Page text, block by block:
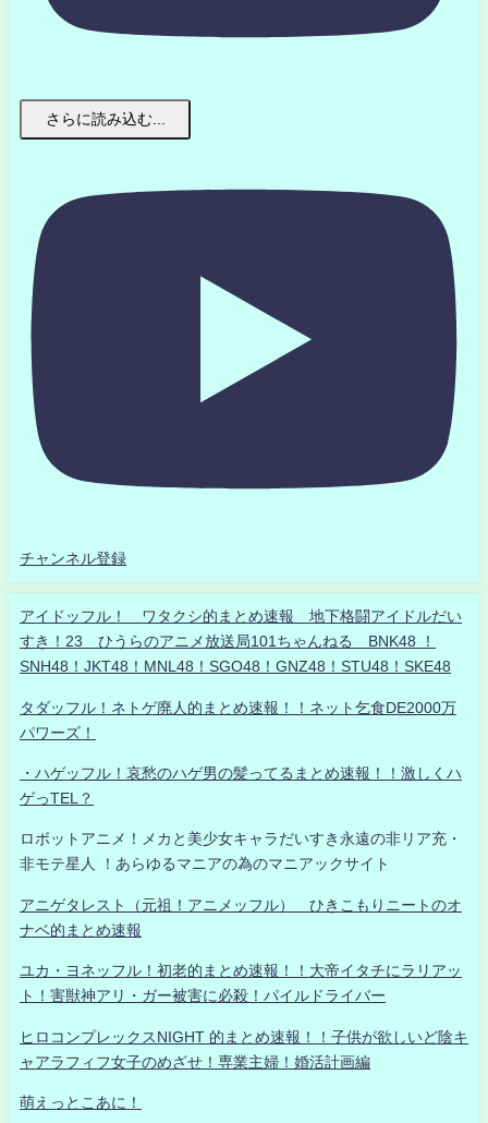
さらに読み込む...
チャンネル登録
アイドッフル！ ワタクシ的まとめ速報 地下格闘アイドルだい
すき！23 ひうらのアニメ放送局101ちゃんねる BNK48 ！
SNH48！JKT48！MNL48！SGO48！GNZ48！STU48！SKE48
タダッフル！ネトゲ廃人的まとめ速報！！ネット乞食DE2000万
パワーズ！
・ハゲッフル！哀愁のハゲ男の髪ってるまとめ速報！！激しくハ
ゲっTEL？
ロボットアニメ！メカと美少女キャラだいすき永遠の非リア充・
非モテ星人 ！あらゆるマニアの為のマニアックサイト
アニゲタレスト（元祖！アニメッフル） ひきこもりニートのオ
ナベ的まとめ速報
ユカ・ヨネッフル！初老的まとめ速報！！大帝イタチにラリアッ
ト！害獣神アリ・ガー被害に必殺！パイルドライバー
ヒロコンプレックスNIGHT 的まとめ速報！！子供が欲しいど陰キ
ャアラフィフ女子のめざせ！専業主婦！婚活計画編
萌えっとこあに！